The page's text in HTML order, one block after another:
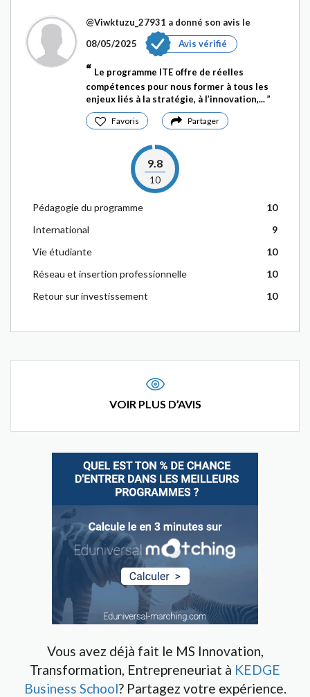
@Viwktuzu_27931 a donné son avis le
08/05/2025
Avis vérifié
Le programme ITE offre de réelles
compétences pour nous former à tous les
enjeux liés à la stratégie, à l’innovation,...
Favoris Partager
9.8
10
Pédagogie du programme
10
International
9
Vie étudiante
10
Réseau et insertion professionnelle
10
Retour sur investissement
10
VOIR PLUS D’AVIS
Vous avez déjà fait le MS Innovation,
Transformation, Entrepreneuriat à KEDGE
Business School? Partagez votre expérience.